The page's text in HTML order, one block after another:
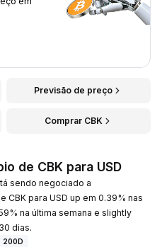
Previsão de preço
Comprar CBK
de CBK para USD
sendo negociado a
CBK para USD up em 0.39% nas
na última semana e slightly
dias.
200D